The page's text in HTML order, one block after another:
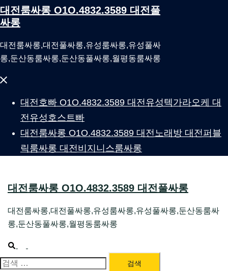
대전룸싸롱 O1O.4832.3589 대전풀
싸롱
대전룸싸롱,대전풀싸롱,유성룸싸롱,유성풀싸
롱,둔산동룸싸롱,둔산동풀싸롱,월평동룸싸롱
Close
대전호빠 O1O.4832.3589 대전유성텍가라오케 대
전유성호스트빠
대전룸싸롱 O1O.4832.3589 대전노래방 대전퍼블
릭룸싸롱 대전비지니스룸싸롱
대전룸싸롱 O1O.4832.3589 대전풀싸롱
대전룸싸롱,대전풀싸롱,유성룸싸롱,유성풀싸롱,둔산동룸싸
롱,둔산동풀싸롱,월평동룸싸롱
Search
menu
검